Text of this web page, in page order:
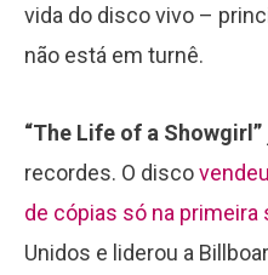
vida do disco vivo –
não está em turnê.
“The Life of a Showgirl”
recordes. O disco
de cópias só na primeira
Unidos e liderou a